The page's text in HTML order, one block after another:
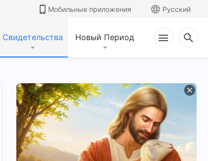
Мобильные приложения Русский
Свидетельства Новый Период